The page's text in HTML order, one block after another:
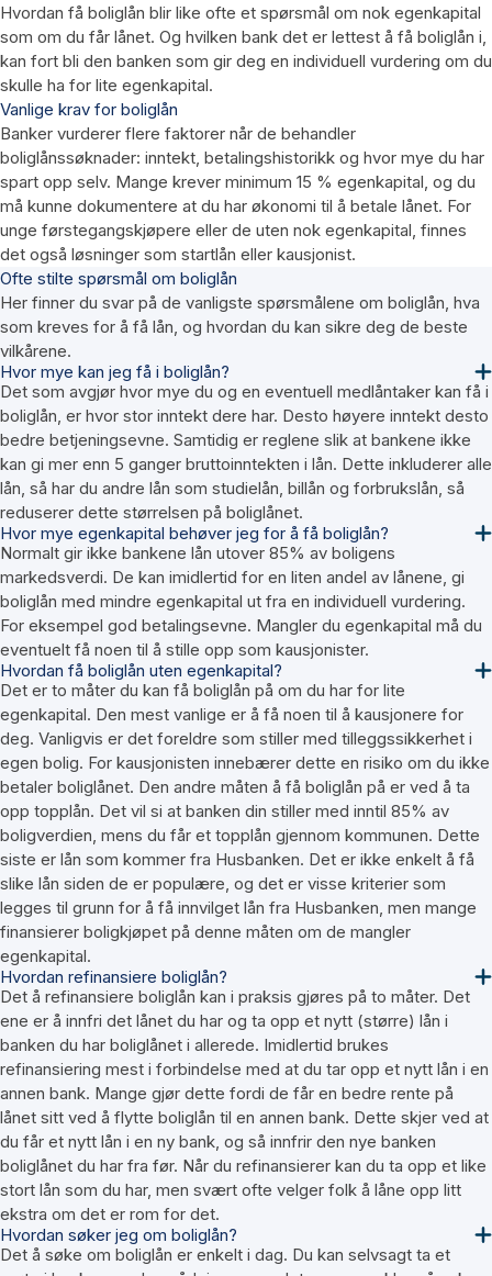
Hvordan få boliglån blir like ofte et spørsmål om nok egenkapital
som om du får lånet. Og hvilken bank det er lettest å få boliglån i,
kan fort bli den banken som gir deg en individuell vurdering om du
skulle ha for lite egenkapital.
Vanlige krav for boliglån
Banker vurderer flere faktorer når de behandler
boliglånssøknader: inntekt, betalingshistorikk og hvor mye du har
spart opp selv. Mange krever minimum 15 % egenkapital, og du
må kunne dokumentere at du har økonomi til å betale lånet. For
unge førstegangskjøpere eller de uten nok egenkapital, finnes
det også løsninger som startlån eller kausjonist.
Ofte stilte spørsmål om boliglån
Her finner du svar på de vanligste spørsmålene om boliglån, hva
som kreves for å få lån, og hvordan du kan sikre deg de beste
vilkårene.
Hvor mye kan jeg få i boliglån?
Det som avgjør hvor mye du og en eventuell medlåntaker kan få i
boliglån, er hvor stor inntekt dere har. Desto høyere inntekt desto
bedre betjeningsevne. Samtidig er reglene slik at bankene ikke
kan gi mer enn 5 ganger bruttoinntekten i lån. Dette inkluderer alle
lån, så har du andre lån som studielån, billån og forbrukslån, så
reduserer dette størrelsen på boliglånet.
Hvor mye egenkapital behøver jeg for å få boliglån?
Normalt gir ikke bankene lån utover 85% av boligens
markedsverdi. De kan imidlertid for en liten andel av lånene, gi
boliglån med mindre egenkapital ut fra en individuell vurdering.
For eksempel god betalingsevne. Mangler du egenkapital må du
eventuelt få noen til å stille opp som kausjonister.
Hvordan få boliglån uten egenkapital?
Det er to måter du kan få boliglån på om du har for lite
egenkapital. Den mest vanlige er å få noen til å kausjonere for
deg. Vanligvis er det foreldre som stiller med tilleggssikkerhet i
egen bolig. For kausjonisten innebærer dette en risiko om du ikke
betaler boliglånet. Den andre måten å få boliglån på er ved å ta
opp topplån. Det vil si at banken din stiller med inntil 85% av
boligverdien, mens du får et topplån gjennom kommunen. Dette
siste er lån som kommer fra Husbanken. Det er ikke enkelt å få
slike lån siden de er populære, og det er visse kriterier som
legges til grunn for å få innvilget lån fra Husbanken, men mange
finansierer boligkjøpet på denne måten om de mangler
egenkapital.
Hvordan refinansiere boliglån?
Det å refinansiere boliglån kan i praksis gjøres på to måter. Det
ene er å innfri det lånet du har og ta opp et nytt (større) lån i
banken du har boliglånet i allerede. Imidlertid brukes
refinansiering mest i forbindelse med at du tar opp et nytt lån i en
annen bank. Mange gjør dette fordi de får en bedre rente på
lånet sitt ved å flytte boliglån til en annen bank. Dette skjer ved at
du får et nytt lån i en ny bank, og så innfrir den nye banken
boliglånet du har fra før. Når du refinansierer kan du ta opp et like
stort lån som du har, men svært ofte velger folk å låne opp litt
ekstra om det er rom for det.
Hvordan søker jeg om boliglån?
Det å søke om boliglån er enkelt i dag. Du kan selvsagt ta et